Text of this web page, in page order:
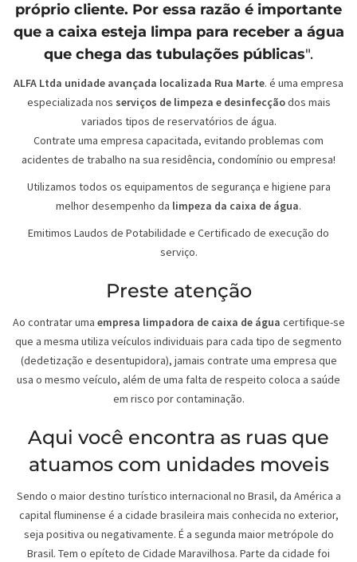
próprio cliente. Por essa razão é importante
que a caixa esteja limpa para receber a água
que chega das tubulações públicas".
ALFA Ltda unidade avançada localizada Rua Marte. é uma empresa
especializada nos serviços de limpeza e desinfecçãodos mais
variados tipos de reservatórios de água.
Contrate uma empresa capacitada, evitando problemas com
acidentes de trabalho na sua residência, condomínio ou empresa!
Utilizamos todos os equipamentos de segurança e higiene para
melhor desempenho da limpeza da caixa de água.
Emitimos Laudos de Potabilidade e Certificado de execução do
serviço.
Preste atenção
Ao contratar uma empresa limpadora de caixa de água certifique-se
que a mesma utiliza veículos individuais para cada tipo de segmento
(dedetização e desentupidora), jamais contrate uma empresa que
usa o mesmo veículo, além de uma falta de respeito coloca a saúde
em risco por contaminação.
Aqui você encontra as ruas que
atuamos com unidades moveis
Sendo o maior destino turístico internacional no Brasil, da América a
capital fluminense é a cidade brasileira mais conhecida no exterior,
seja positiva ou negativamente. É a segunda maior metrópole do
Brasil. Tem o epíteto de Cidade Maravilhosa. Parte da cidade foi